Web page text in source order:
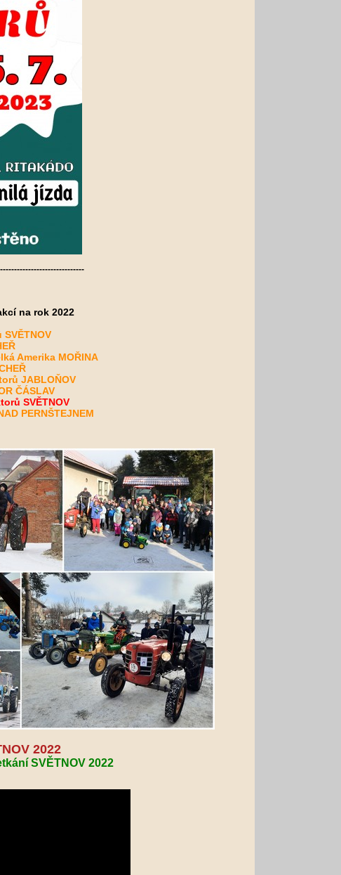
na rok 2022
Amerika MOŘINA
JABLOŇOV
ČÁSLAV
SVĚTNOV
PERNŠTEJNEM
2022
SVĚTNOV 2022